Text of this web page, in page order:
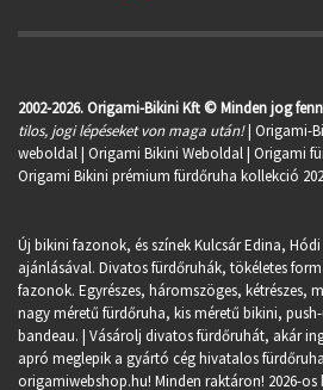
2002-2026. Origami-Bikini Kft © Minden jog
tilos, jogi lépéseket von maga után!| Origami-
weboldal | Origami Bikini Weboldal | Origami
Origami Bikini prémium fürdőruha kollekció
Új bikini fazonok, és színek Kulcsár Edina,
ajánlásával. Divatos fürdőruhák, tökéletes
fazonok. Egyrészes, háromszöges, kétrészes,
nagy méretű fürdőruha, kis méretű bikini,
bandeau. | Vásárolj divatos fürdőruhát, akár
apró meglepik a gyártó cég hivatalos
origamiwebshop.hu! Minden raktáron! 2026-